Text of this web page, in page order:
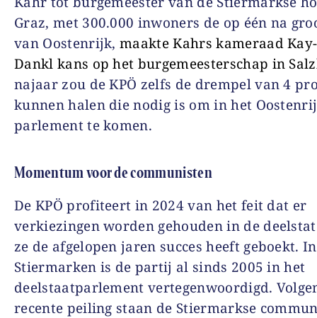
Graz, met 300.000 inwoners de op één na
van Oostenrijk,maakte Kahrs kameraad
Dankl kans op het burgemeesterschap in
najaar zou de KPÖ zelfs de drempel van 4
kunnen halen die nodig is om in het
parlement te komen.
Momentum voor de communisten
De KPÖ profiteert in 2024 van het feit dat er
verkiezingen worden gehouden in de
ze de afgelopen jaren succes heeft geboekt. In
Stiermarken is de partij al sinds 2005 in het
deelstaatparlement vertegenwoordigd.
recente peiling staan de Stiermarkse